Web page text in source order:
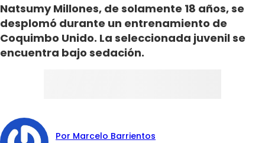
Natsumy Millones, de solamente 18 años, se
desplomó durante un entrenamiento de
Coquimbo Unido. La seleccionada juvenil se
encuentra bajo sedación.
Por Marcelo Barrientos